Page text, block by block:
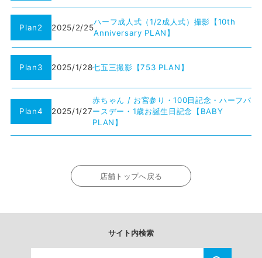
Plan2 2025/2/25
ハーフ成人式（1/2成人式）撮影【10th
Anniversary PLAN】
Plan3 2025/1/28七五三撮影【753 PLAN】
Plan4 2025/1/27
赤ちゃん / お宮参り・100日記念・ハーフバ
ースデー・1歳お誕生日記念【BABY
PLAN】
店舗トップへ戻る
サイト内検索